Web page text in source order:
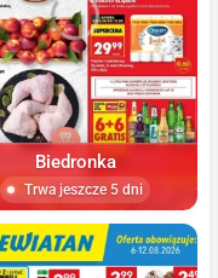
Biedronka
Trwa jeszcze 5 dni